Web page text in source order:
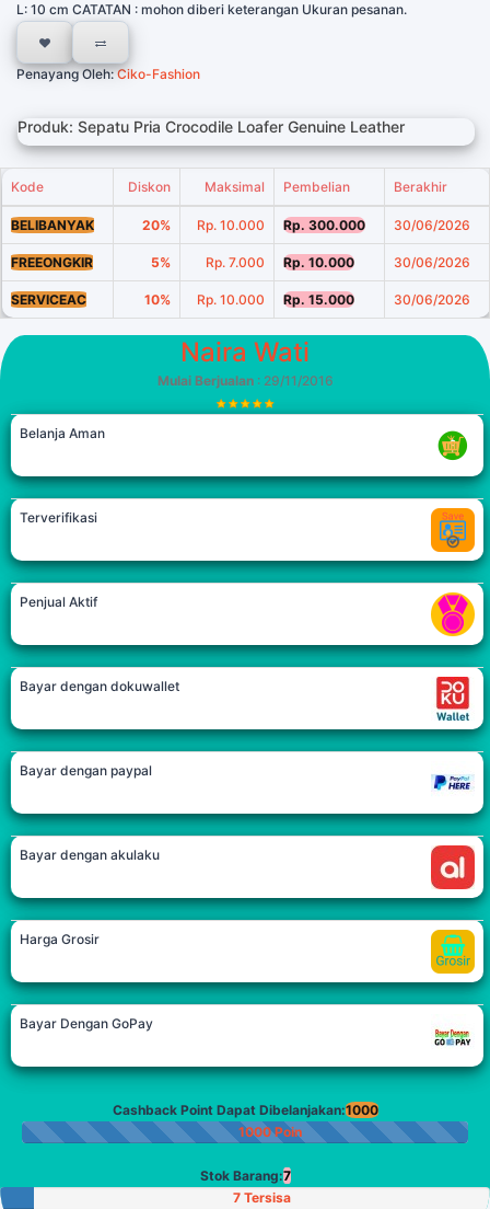
L: 10 cm CATATAN : mohon diberi keterangan Ukuran pesanan.
Penayang Oleh:Ciko-Fashion
Produk: Sepatu Pria Crocodile Loafer Genuine Leather
Kode Diskon Maksimal Pembelian Berakhir
BELIBANYAK 20% Rp. 10.000 Rp. 300.000 30/06/2026
FREEONGKIR 5% Rp. 7.000 Rp. 10.000 30/06/2026
SERVICEAC 10% Rp. 10.000 Rp. 15.000 30/06/2026
Naira Wati
Mulai Berjualan: 29/11/2016
Belanja Aman
Terverifikasi
Penjual Aktif
Bayar dengan dokuwallet
Bayar dengan paypal
Bayar dengan akulaku
Harga Grosir
Bayar Dengan GoPay
Cashback Point Dapat Dibelanjakan:1000
1000 Poin
Stok Barang:7
7 Tersisa